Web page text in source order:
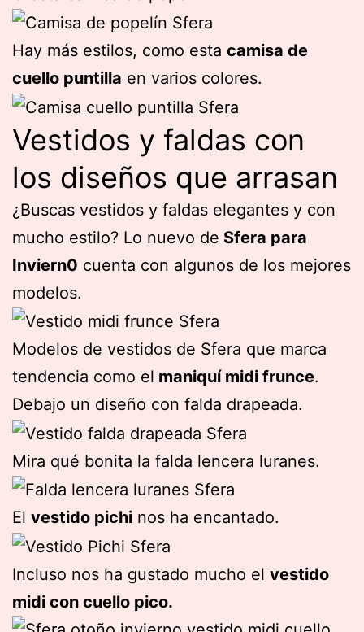
Hay más estilos, como esta camisa de
cuello puntilla en varios colores.
Vestidos y faldas con
los diseños que arrasan
¿Buscas vestidos y faldas elegantes y con
mucho estilo? Lo nuevo de Sfera para
Inviern0 cuenta con algunos de los mejores
modelos.
Modelos de vestidos de Sfera que marca
tendencia como el maniquí midi frunce.
Debajo un diseño con falda drapeada.
Mira qué bonita la falda lencera luranes.
El vestido pichi nos ha encantado.
Incluso nos ha gustado mucho el vestido
midi con cuello pico.